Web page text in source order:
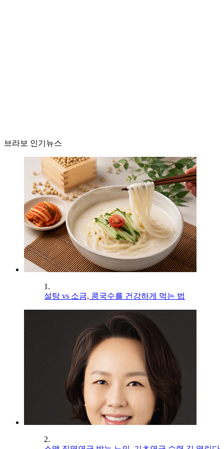
브라보 인기뉴스
1.
설탕 vs 소금, 콩국수를 건강하게 먹는 법
2.